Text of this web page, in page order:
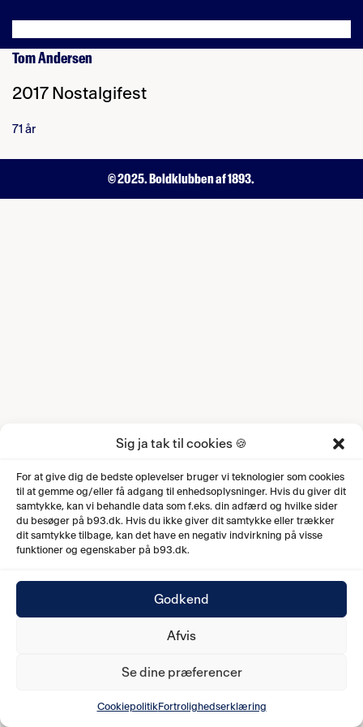
Sig ja tak til cookies 🍪
For at give dig de bedste oplevelser bruger vi teknologier som cookies
til at gemme og/eller få adgang til enhedsoplysninger. Hvis du giver dit
samtykke, kan vi behandle data som f.eks. din adfærd og hvilke sider
du besøger på b93.dk. Hvis du ikke giver dit samtykke eller trækker
dit samtykke tilbage, kan det have en negativ indvirkning på visse
funktioner og egenskaber på b93.dk.
Godkend
Afvis
Se dine præferencer
CookiepolitikFortrolighedserklæring
Tom Andersen
2017 Nostalgifest
71 år
© 2025. Boldklubben af 1893.